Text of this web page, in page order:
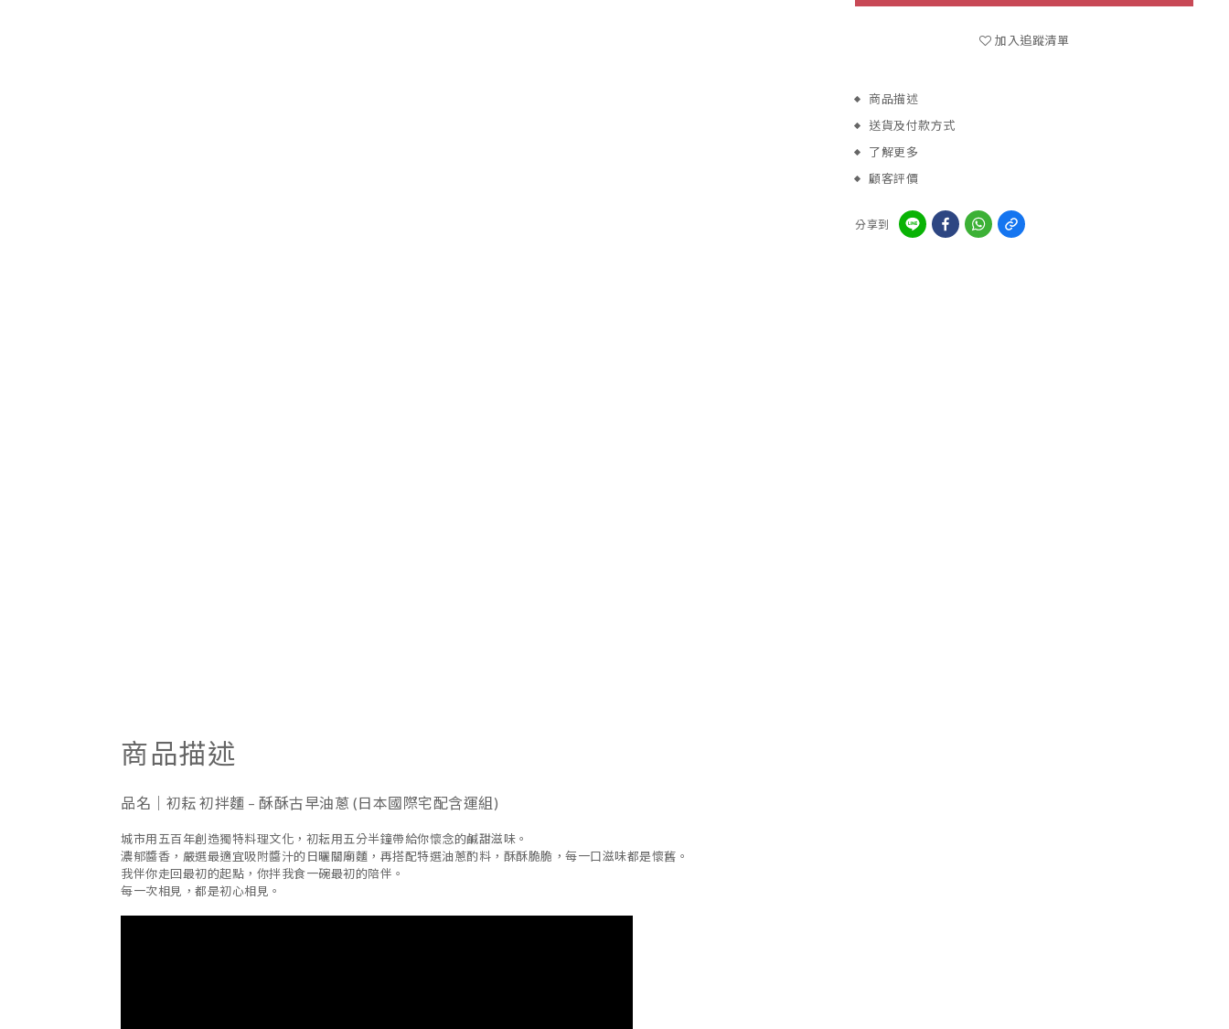
加入追蹤清單
商品描述
送貨及付款方式
了解更多
顧客評價
分享到
商品描述
品名｜初耘 初拌麵 – 酥酥古早油蔥 (日本國際宅配含運組)
城市用五百年創造獨特料理文化，初耘用五分半鐘帶給你懷念的鹹甜滋味。
濃郁醬香，嚴選最適宜吸附醬汁的日曬關廟麵，再搭配特選油蔥酌料，酥酥脆脆，每一口滋味都是懷舊。
我伴你走回最初的起點，你拌我食一碗最初的陪伴。
每一次相見，都是初心相見。